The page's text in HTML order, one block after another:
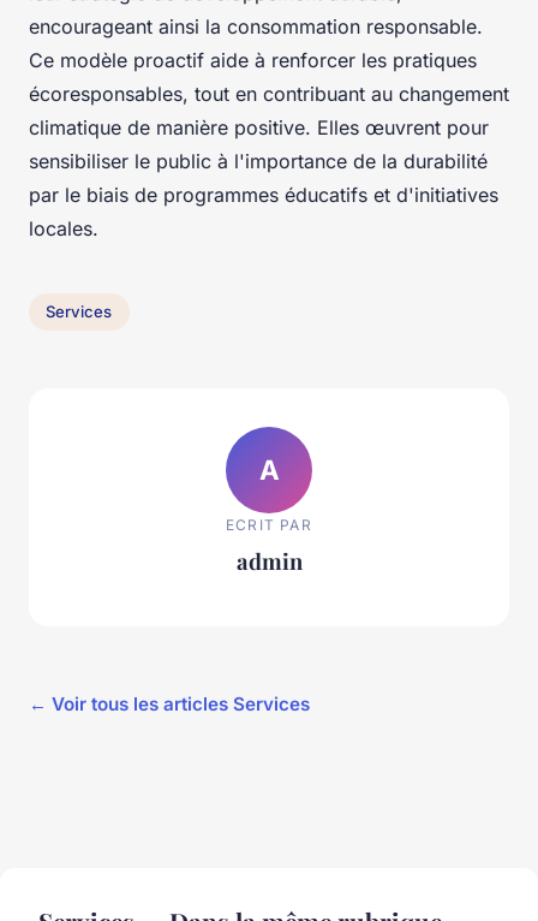
encourageant ainsi la consommation responsable.
Ce modèle proactif aide à renforcer les pratiques
écoresponsables, tout en contribuant au changement
climatique de manière positive. Elles œuvrent pour
sensibiliser le public à l'importance de la durabilité
par le biais de programmes éducatifs et d'initiatives
locales.
Services
A
ECRIT PAR
admin
← Voir tous les articles Services